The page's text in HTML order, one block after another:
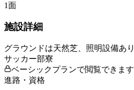
1面
施設詳細
グラウンドは天然芝、照明設備あり
サッカー部寮
ベーシックプランで閲覧できます
進路・資格